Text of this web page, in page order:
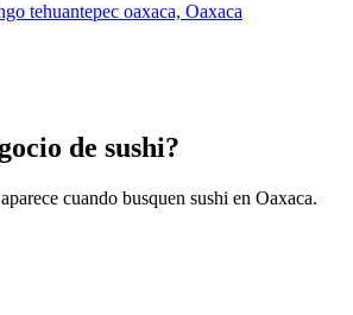
tehuantepec oaxaca, Oaxaca
de sushi?
cuando busquen sushi en Oaxaca.